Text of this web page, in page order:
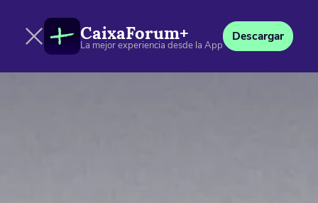
CaixaForum+
La mejor experiencia desde la App
Descargar